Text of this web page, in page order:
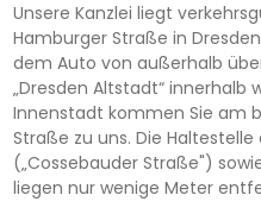
Unsere Kanzlei liegt
Hamburger Straße in
dem Auto von außerhalb
„Dresden Altstadt“ innerhalb
Innenstadt kommen Sie am
Straße zu uns. Die Haltestelle
(„Cossebauder Straße")
liegen nur wenige Meter